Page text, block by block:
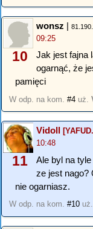
10
wonsz |
09:25
Jak jest fajna
ogarnąć, że
pamięci
W odp. na kom. #4 uż.
11
Vidoll
10:48
Ale byl na
ze jest nago?
nie ogarniasz.
W odp. na kom. #10 uż.